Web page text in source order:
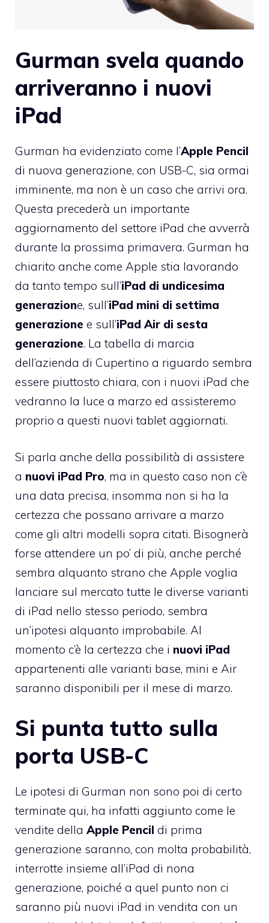
Gurman svela quando
arriveranno i nuovi
iPad
Gurman ha evidenziato come l’Apple Pencil
di nuova generazione, con USB-C, sia ormai
imminente, ma non è un caso che arrivi ora.
Questa precederà un importante
aggiornamento del settore iPad che avverrà
durante la prossima primavera. Gurman ha
chiarito anche come Apple stia lavorando
da tanto tempo sull’iPad di undicesima
generazione, sull’iPad mini di settima
generazione e sull’iPad Air di sesta
generazione. La tabella di marcia
dell’azienda di Cupertino a riguardo sembra
essere piuttosto chiara, con i nuovi iPad che
vedranno la luce a marzo ed assisteremo
proprio a questi nuovi tablet aggiornati.
Si parla anche della possibilità di assistere
a nuovi iPad Pro, ma in questo caso non c’è
una data precisa, insomma non si ha la
certezza che possano arrivare a marzo
come gli altri modelli sopra citati. Bisognerà
forse attendere un po’ di più, anche perché
sembra alquanto strano che Apple voglia
lanciare sul mercato tutte le diverse varianti
di iPad nello stesso periodo, sembra
un’ipotesi alquanto improbabile. Al
momento c’è la certezza che i nuovi iPad
appartenenti alle varianti base, mini e Air
saranno disponibili per il mese di marzo.
Si punta tutto sulla
porta USB-C
Le ipotesi di Gurman non sono poi di certo
terminate qui, ha infatti aggiunto come le
vendite della Apple Pencil di prima
generazione saranno, con molta probabilità,
interrotte insieme all’iPad di nona
generazione, poiché a quel punto non ci
saranno più nuovi iPad in vendita con un